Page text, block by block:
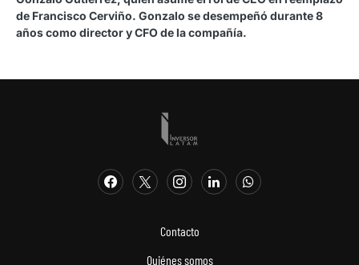
de Francisco Cerviño. Gonzalo se desempeñó durante 8
años como director y CFO de la compañía.
Contacto
Quiénes somos